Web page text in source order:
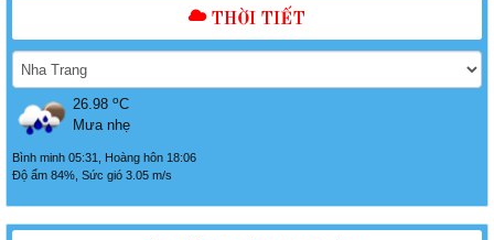
THỜI TIẾT
26.98 oC
Mưa nhẹ
Bình minh 05:31, Hoàng hôn 18:06
Độ ẩm 84%, Sức gió 3.05 m/s